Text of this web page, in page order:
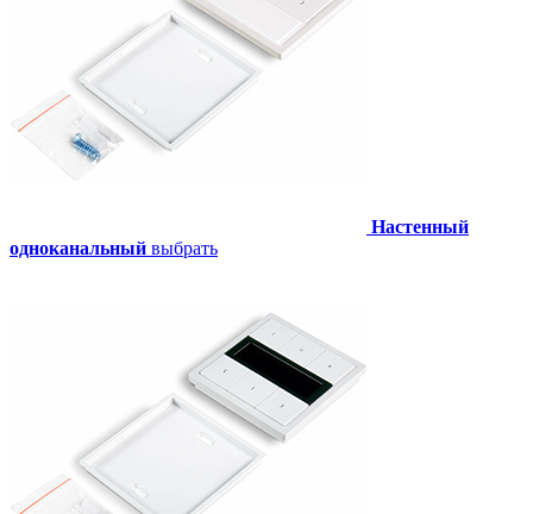
Настенный
одноканальный выбрать